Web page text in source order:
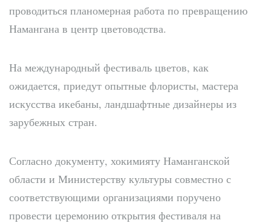
проводиться планомерная работа по превращению
Намангана в центр цветоводства.
На международный фестиваль цветов, как
ожидается, приедут опытные флористы, мастера
искусства икебаны, ландшафтные дизайнеры из
зарубежных стран.
Согласно документу, хокимияту Наманганской
области и Министерству культуры совместно с
соответствующими организациями поручено
провести церемонию открытия фестиваля на